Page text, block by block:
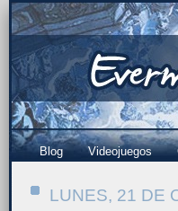
Blog Videojuegos
LUNES, 21 DE